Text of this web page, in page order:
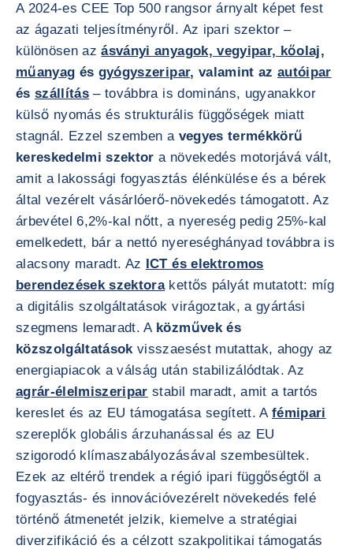
A 2024-es CEE Top 500 rangsor árnyalt képet fest
az ágazati teljesítményről. Az ipari szektor –
különösen azásványi anyagok, vegyipar, kőolaj,
műanyag és gyógyszeripar, valamint az autóipar
ésszállítás – továbbra is domináns, ugyanakkor
külső nyomás és strukturális függőségek miatt
stagnál. Ezzel szemben a vegyes termékkörű
kereskedelmi szektor a növekedés motorjává vált,
amit a lakossági fogyasztás élénkülése és a bérek
által vezérelt vásárlóerő-növekedés támogatott. Az
árbevétel 6,2%-kal nőtt, a nyereség pedig 25%-kal
emelkedett, bár a nettó nyereséghányad továbbra is
alacsony maradt. Az ICT és elektromos
berendezések szektorakettős pályát mutatott: míg
a digitális szolgáltatások virágoztak, a gyártási
szegmens lemaradt. A közművek és
közszolgáltatásokvisszaesést mutattak, ahogy az
energiapiacok a válság után stabilizálódtak. Az
agrár-élelmiszeripar stabil maradt, amit a tartós
kereslet és az EU támogatása segített. A fémipari
szereplők globális árzuhanással és az EU
szigorodó klímaszabályozásával szembesültek.
Ezek az eltérő trendek a régió ipari függőségtől a
fogyasztás- és innovációvezérelt növekedés felé
történő átmenetét jelzik, kiemelve a stratégiai
diverzifikáció és a célzott szakpolitikai támogatás